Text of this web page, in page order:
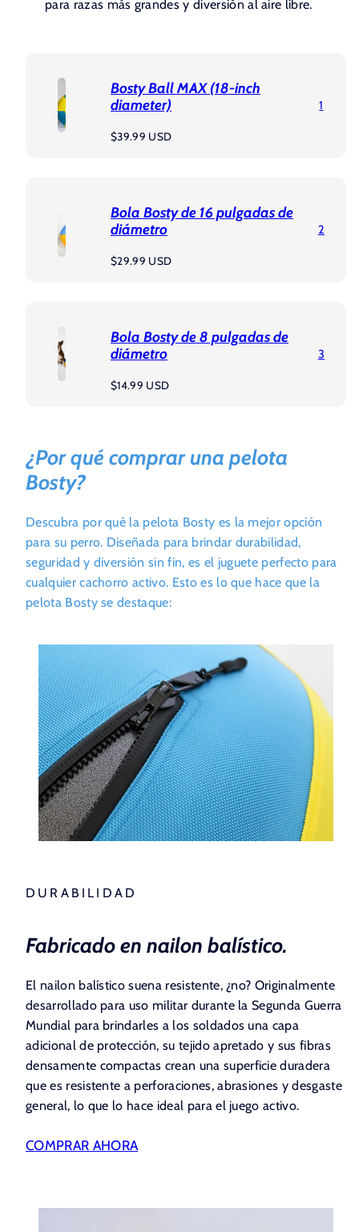
para razas más grandes y diversión al aire libre.
Bosty Ball MAX (18-inch
diameter)
Precio
$39.99 USD
1
Bola Bosty de 16 pulgadas de
diámetro
Precio
$29.99 USD
2
Bola Bosty de 8 pulgadas de
diámetro
Precio
$14.99 USD
3
¿Por qué comprar una pelota
Bosty?
Descubra por qué la pelota Bosty es la mejor opción
para su perro. Diseñada para brindar durabilidad,
seguridad y diversión sin fin, es el juguete perfecto para
cualquier cachorro activo. Esto es lo que hace que la
pelota Bosty se destaque:
DURABILIDAD
Fabricado en nailon balístico.
El nailon balístico suena resistente, ¿no? Originalmente
desarrollado para uso militar durante la Segunda Guerra
Mundial para brindarles a los soldados una capa
adicional de protección, su tejido apretado y sus fibras
densamente compactas crean una superficie duradera
que es resistente a perforaciones, abrasiones y desgaste
general, lo que lo hace ideal para el juego activo.
COMPRAR AHORA